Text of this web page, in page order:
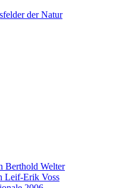
Berthold Welter
Leif-Erik Voss